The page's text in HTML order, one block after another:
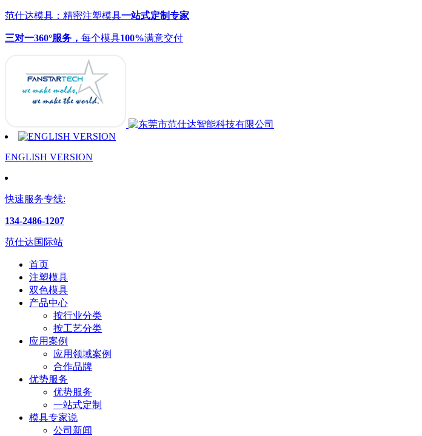
范仕达模具：精密注塑模具一站式定制专家
三对一360°服务， 每个模具100%满意交付
ENGLISH VERSION
快速服务专线:
134-2486-1207
范仕达国际站
首页
注塑模具
双色模具
产品中心
按行业分类
按工艺分类
应用案例
应用领域案例
合作品牌
优势服务
优势服务
一站式定制
模具专家说
公司新闻